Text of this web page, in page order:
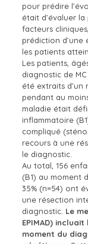
pour prédire
était d’évaluer
facteurs
prédiction d’une
les patients
Les patients,
diagnostic de
été extraits
pendant au
maladie était
inflammatoire
compliqué
recours à une
le diagnostic.
Au total, 156
(B1) au moment
35% (n=54) ont
une résection
diagnostic. Le
EPIMAD)
moment du